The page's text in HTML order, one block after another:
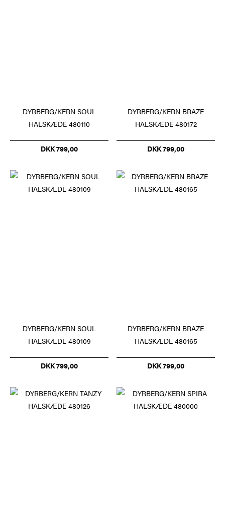
DYRBERG/KERN SOUL
HALSKÆDE 480110
DKK 799,00
DYRBERG/KERN BRAZE
HALSKÆDE 480172
DKK 799,00
DYRBERG/KERN SOUL
HALSKÆDE 480109
DKK 799,00
DYRBERG/KERN BRAZE
HALSKÆDE 480165
DKK 799,00